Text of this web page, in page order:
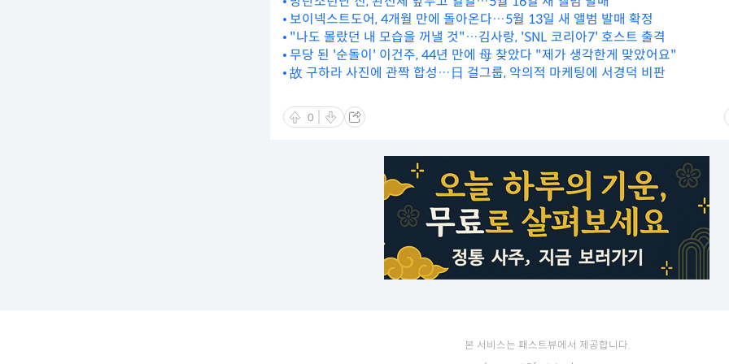
보이넥스트도어, 4개월 만에 돌아온다…5월 13일 새 앨범 발매 확정
"나도 몰랐던 내 모습을 꺼낼 것"…김사랑, 'SNL 코리아7' 호스트 출격
무당 된 '순돌이' 이건주, 44년 만에 母 찾았다 "제가 생각한게 맞았어요"
故 구하라 사진에 관짝 합성…日 걸그룹, 악의적 마케팅에 서경덕 비판
0
본 서비스는 패스트뷰에서 제공합니다.